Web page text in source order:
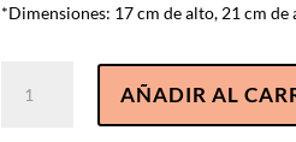
*Dimensiones: 17 cm de alto, 21 cm de
Talco
AÑADIR AL